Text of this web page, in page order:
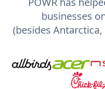
businesses
(besides